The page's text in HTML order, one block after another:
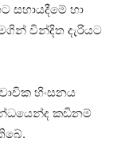
සහායදීමේ හා
වින්දිත දැරියට
හිංසනය
කඩිනම්